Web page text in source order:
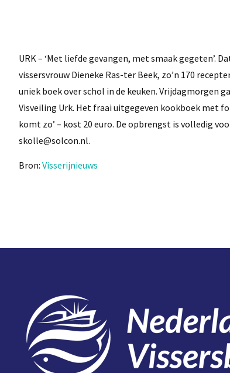
URK – ‘Met liefde gevangen, met smaak gegeten’.
vissersvrouw Dieneke Ras-ter Beek, zo’n 170
uniek boek over schol in de keuken. Vrijdagmorgen
Visveiling Urk. Het fraai uitgegeven kookboek met
komt zo’ – kost 20 euro. De opbrengst is volledig
skolle@solcon.nl.
Bron: Visserijnieuws